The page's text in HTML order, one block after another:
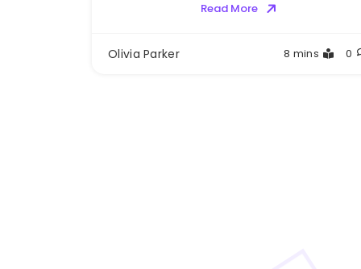
Read More
Olivia Parker 8 mins 0